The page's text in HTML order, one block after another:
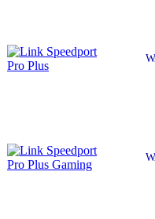
Speedport
Pro Plus
Speedport
Pro Plus Gaming